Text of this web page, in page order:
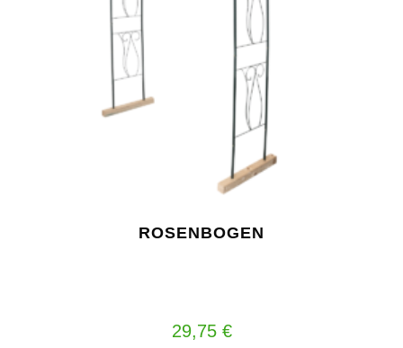
ROSENBOGEN
29,75 €